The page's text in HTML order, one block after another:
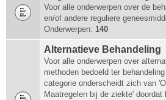
Voor alle onderwerpen over de
en/of andere reguliere
Onderwerpen: 140
Alternatieve Behandeling
Voor alle onderwerpen over
methoden bedoeld ter
categorie onderscheidt zich van
Maatregelen bij de ziekte'